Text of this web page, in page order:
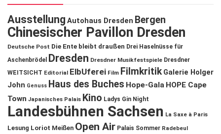
Ausstellung Autohaus Dresden Bergen
Chinesischer Pavillon Dresden
Deutsche Post Die Ente bleibt draußen Drei Haselnüsse für
Aschenbrödel
Dresden Dresdner Musikfestspiele Dresdner
WEITSICHT Editorial ElbUferei Film Filmkritik Galerie Holger
John Genuss Haus des Buches Hope-Gala HOPE Cape
Town Japanisches Palais Kino Ladys Gin Night
Landesbühnen Sachsen La Saxe à Paris
Lesung Loriot Meißen Open Air Palais Sommer Radebeul